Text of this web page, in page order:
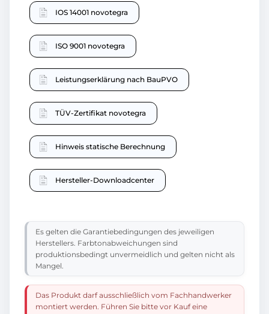
IOS 14001 novotegra
ISO 9001 novotegra
Leistungserklärung nach BauPVO
TÜV-Zertifikat novotegra
Hinweis statische Berechnung
Hersteller-Downloadcenter
Es gelten die Garantiebedingungen des jeweiligen
Herstellers. Farbtonabweichungen sind
produktionsbedingt unvermeidlich und gelten nicht als
Mangel.
Das Produkt darf ausschließlich vom Fachhandwerker
montiert werden. Führen Sie bitte vor Kauf eine